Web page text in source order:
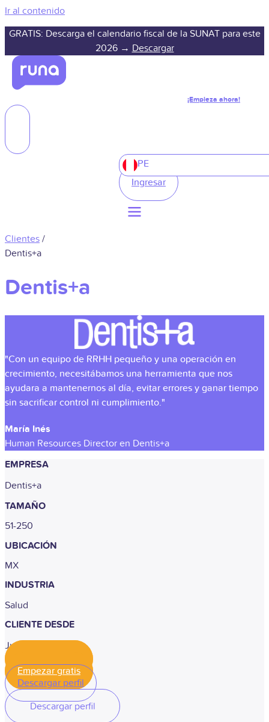
Ir al contenido
GRATIS: Descarga el calendario fiscal de la SUNAT para este
2026 → Descargar
¡Empieza ahora!
PE
Ingresar
Clientes /
Dentis+a
Dentis+a
"Con un equipo de RRHH pequeño y una operación en
crecimiento, necesitábamos una herramienta que nos
ayudara a mantenernos al día, evitar errores y ganar tiempo
sin sacrificar control ni cumplimiento."
María Inés
Human Resources Director en Dentis+a
EMPRESA
Dentis+a
TAMAÑO
51-250
UBICACIÓN
MX
INDUSTRIA
Salud
CLIENTE DESDE
Julio 2020
Empezar gratis
Descargar perfil
Descargar perfil